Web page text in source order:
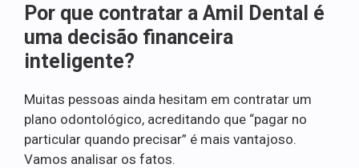
Por que contratar a Amil Dental é
uma decisão financeira
inteligente?
Muitas pessoas ainda hesitam em contratar um
plano odontológico, acreditando que “pagar no
particular quando precisar” é mais vantajoso.
Vamos analisar os fatos.